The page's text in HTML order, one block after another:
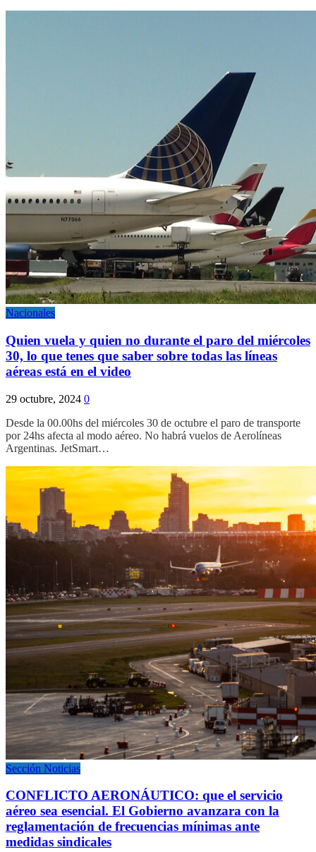
Nacionales
Quien vuela y quien no durante el paro del miércoles
30, lo que tenes que saber sobre todas las líneas
aéreas está en el video
29 octubre, 2024 0
Desde la 00.00hs del miércoles 30 de octubre el paro de transporte
por 24hs afecta al modo aéreo. No habrá vuelos de Aerolíneas
Argentinas. JetSmart…
Sección Noticias
CONFLICTO AERONÁUTICO: que el servicio
aéreo sea esencial. El Gobierno avanzara con la
reglamentación de frecuencias mínimas ante
medidas sindicales